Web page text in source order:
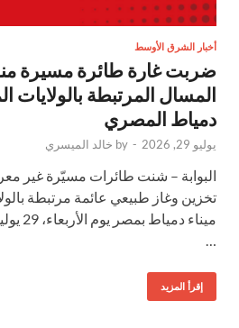
أخبار الشرق الأوسط
ضربت غارة طائرة مسيرة
المسال المرتبطة بالولايات
دمياط المصري
يوليو 29, 2026 -
by خالد الميسري
البوابة – شنت طائرات مسيّرة غير
…
إقرأ المزيد